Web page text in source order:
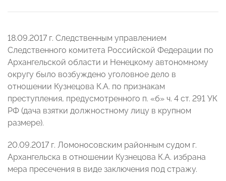
18.09.2017 г. Следственным управлением
Следственного комитета Российской Федерации по
Архангельской области и Ненецкому автономному
округу было возбуждено уголовное дело в
отношении Кузнецова К.А. по признакам
преступления, предусмотренного п. «б» ч. 4 ст. 291 УК
РФ (дача взятки должностному лицу в крупном
размере).
20.09.2017 г. Ломоносовским районным судом г.
Архангельска в отношении Кузнецова К.А. избрана
мера пресечения в виде заключения под стражу.